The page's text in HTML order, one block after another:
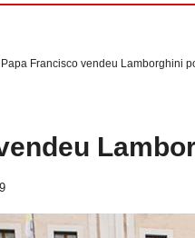
Francisco vendeu Lamborghini